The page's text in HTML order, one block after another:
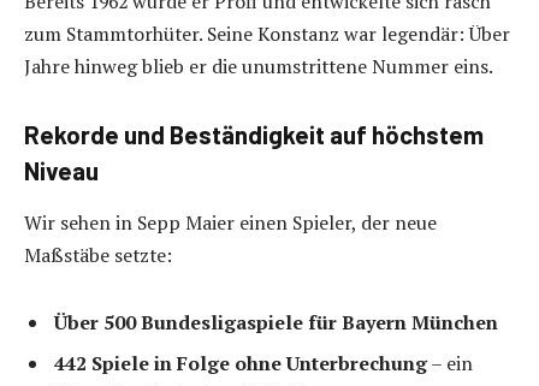
zum Stammtorhüter. Seine Konstanz war legendär: Über
Jahre hinweg blieb er die unumstrittene Nummer eins.
Rekorde und Beständigkeit auf höchstem
Niveau
Wir sehen in Sepp Maier einen Spieler, der neue
Maßstäbe setzte:
Über 500 Bundesligaspiele für Bayern München
442 Spiele in Folge ohne Unterbrechung– ein